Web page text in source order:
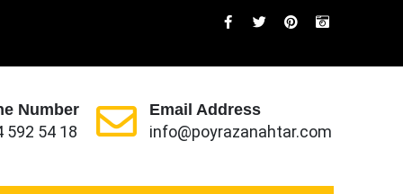
Number
592 54 18
Email Address
info@poyrazanahtar.com